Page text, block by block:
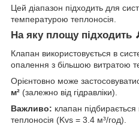
Цей діапазон підходить для
температурою теплоносія.
На яку площу підходить
Клапан використовується в
опалення з більшою витратою
Орієнтовно може
м² (залежно від гідравліки).
Важливо: клапан
теплоносія (Kvs = 3.4 м³/год).